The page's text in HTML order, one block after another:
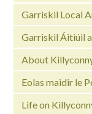
Garriskil Local
Garriskil Áitiúil
About
Eolas maidir le
Life on